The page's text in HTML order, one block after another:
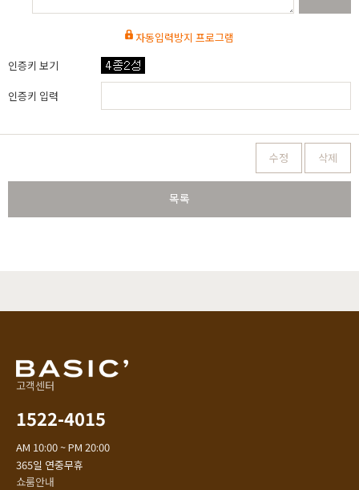
자동입력방지 프로그램
인증키 보기
인증키 입력
수정 삭제
목록
고객센터
1522-4015
AM 10:00 ~ PM 20:00
365일 연중무휴
쇼룸안내